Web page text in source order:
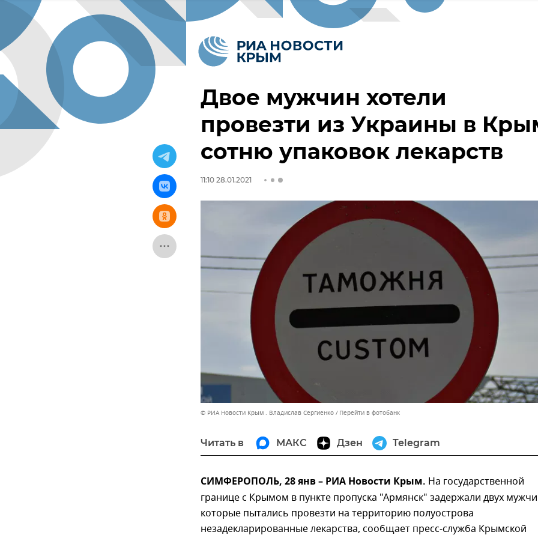
Двое мужчин хотели
провезти из Украины в
сотню упаковок лекарств
11:10 28.01.2021
© РИА Новости Крым . Владислав Сергиенко Перейти в фотобанк
Читать в МАКС Дзен Telegram
СИМФЕРОПОЛЬ, 28 янв – РИА Новости Крым. На государственной
границе с Крымом в пункте пропуска "Армянск" задержали двух
которые пытались провезти на территорию полуострова
незадекларированные лекарства, сообщает пресс-служба Крымской